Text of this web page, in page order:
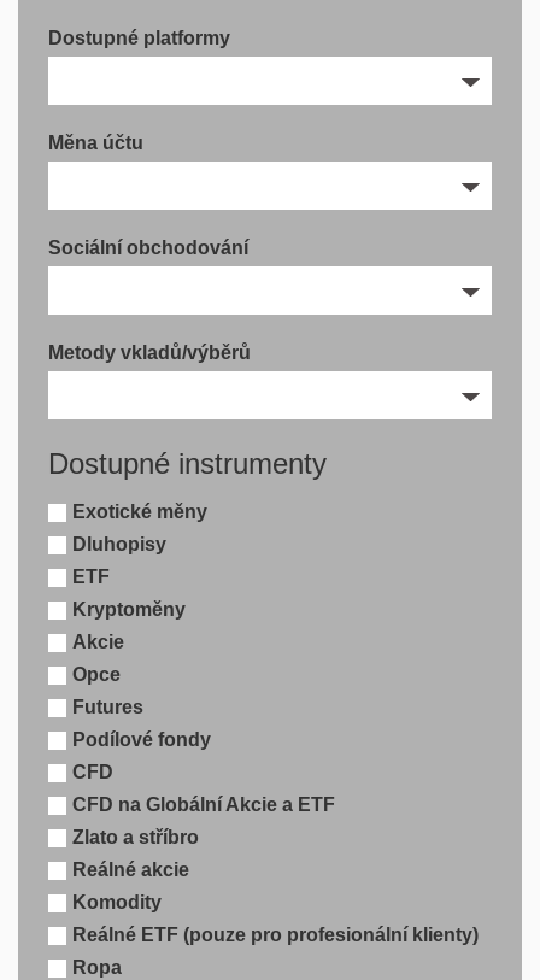
Dostupné platformy
Měna účtu
Sociální obchodování
Metody vkladů/výběrů
Dostupné instrumenty
Exotické měny
Dluhopisy
ETF
Kryptoměny
Akcie
Opce
Futures
Podílové fondy
CFD
CFD na Globální Akcie a ETF
Zlato a stříbro
Reálné akcie
Komodity
Reálné ETF (pouze pro profesionální klienty)
Ropa